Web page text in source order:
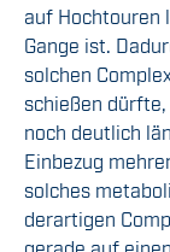
auf Hochtouren
Gange ist.
solchen
schießen
noch deutlich
Einbezug
solches
derartigen